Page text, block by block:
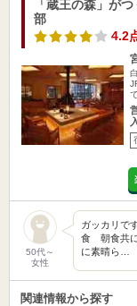
「蔵王の森」が
部
4.2
50代～
女性
ガッカリで
食 朝食共
に素晴ら…
関連情報から探す